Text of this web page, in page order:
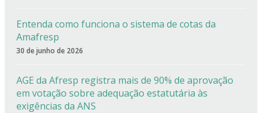
Entenda como funciona o sistema de cotas da
Amafresp
30 de junho de 2026
AGE da Afresp registra mais de 90% de aprovação
em votação sobre adequação estatutária às
exigências da ANS